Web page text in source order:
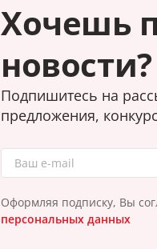
Хочешь
новости?
Подпишитесь на
предложения,
Оформляя подписку, Вы
персональных данных